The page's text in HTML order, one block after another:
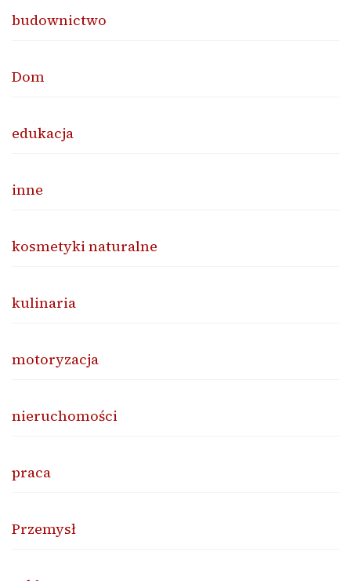
budownictwo
Dom
edukacja
inne
kosmetyki naturalne
kulinaria
motoryzacja
nieruchomości
praca
Przemysł